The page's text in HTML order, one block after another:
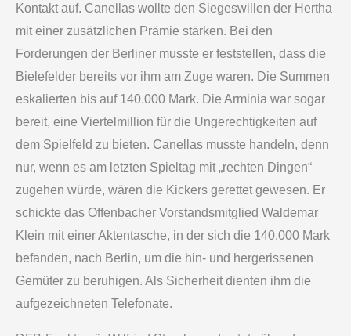
Kontakt auf. Canellas wollte den Siegeswillen der Hertha
mit einer zusätzlichen Prämie stärken. Bei den
Forderungen der Berliner musste er feststellen, dass die
Bielefelder bereits vor ihm am Zuge waren. Die Summen
eskalierten bis auf 140.000 Mark. Die Arminia war sogar
bereit, eine Viertelmillion für die Ungerechtigkeiten auf
dem Spielfeld zu bieten. Canellas musste handeln, denn
nur, wenn es am letzten Spieltag mit „rechten Dingen“
zugehen würde, wären die Kickers gerettet gewesen. Er
schickte das Offenbacher Vorstandsmitglied Waldemar
Klein mit einer Aktentasche, in der sich die 140.000 Mark
befanden, nach Berlin, um die hin- und hergerissenen
Gemüter zu beruhigen. Als Sicherheit dienten ihm die
aufgezeichneten Telefonate.